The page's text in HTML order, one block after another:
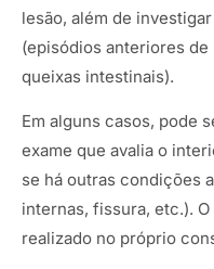
lesão, além de
(episódios anteriores
queixas intestinais).
Em alguns casos, pode
exame que avalia o
se há outras condições
internas, fissura, etc.).
realizado no próprio